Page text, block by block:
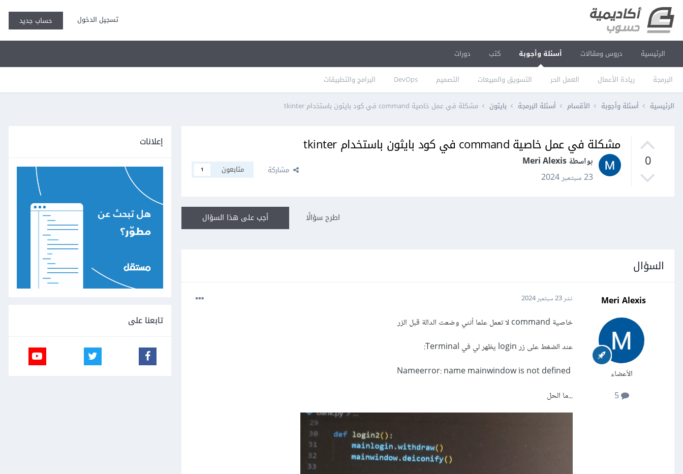
تسجيل الدخول حساب جديد
الرئيسية دروس ومقالات أسئلة وأجوبة
البرمجة ريادة الأعمال العمل الحر التسويق والمبيعات التصميم DevOps البرامج والتطبيقات
كتب دورات
الرئيسية أسئلة وأجوبة الأقسام أسئلة البرمجة بايثون مشكلة في عمل خاصية command في كود بايثون باستخدام tkinter
0
مشكلة في عمل خاصية command في كود بايثون باستخدام tkinter
بواسطة Meri Alexis
23 سبتمبر 2024
مشاركة متابعون 1
أجب على هذا السؤال اطرح سؤالًا
السؤال
Meri Alexis
الأعضاء
5
نشر23 سبتمبر 2024
خاصية command لا تعمل علما أنني وضعت الدالة قبل الزر
عند الضغط على زر login يظهر لي في Terminal:
...ما الحل
إعلانات
تابعنا على